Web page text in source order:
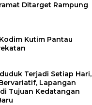
Ditarget Rampung
Kutim Pantau
Terjadi Setiap Hari,
Lapangan
Tujuan Kedatangan